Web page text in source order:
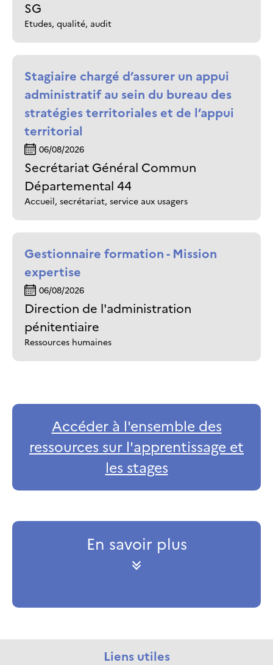
SG
Etudes, qualité, audit
Stagiaire chargé d’assurer un appui
administratif au sein du bureau des
stratégies territoriales et de l’appui
territorial
06/08/2026
Secrétariat Général Commun
Départemental 44
Accueil, secrétariat, service aux usagers
Gestionnaire formation - Mission
expertise
06/08/2026
Direction de l'administration
pénitentiaire
Ressources humaines
Accéder à l'ensemble des
ressources sur l'apprentissage et
les stages
En savoir plus
Liens utiles